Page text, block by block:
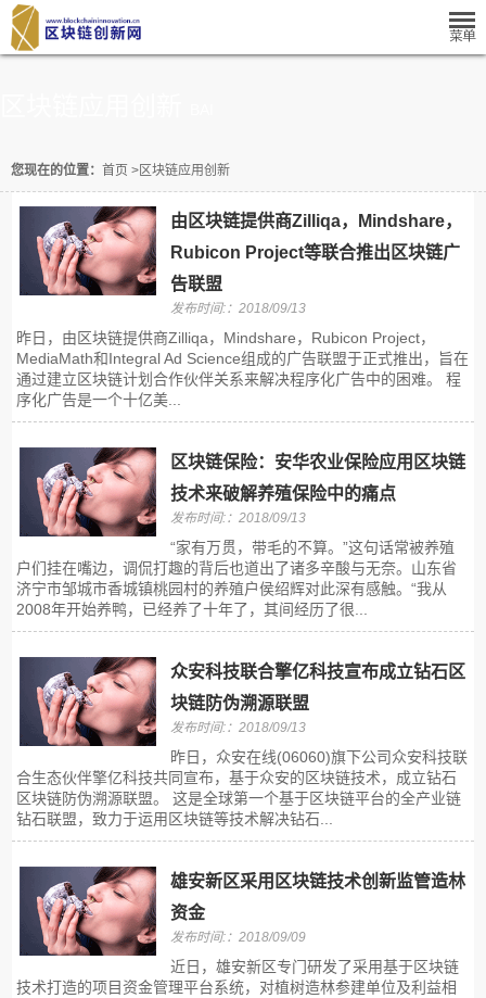
您现在的位置： 首页 > 区块链应用创新
由区块链提供商Zilliqa，Mindshare，
Rubicon Project等联合推出区块链广
告联盟
发布时间:：2018/09/13
昨日，由区块链提供商Zilliqa，Mindshare，Rubicon Project，
MediaMath和Integral Ad Science组成的广告联盟于正式推出，旨在
通过建立区块链计划合作伙伴关系来解决程序化广告中的困难。 程
序化广告是一个十亿美...
区块链保险：安华农业保险应用区块链
技术来破解养殖保险中的痛点
发布时间:：2018/09/13
“家有万贯，带毛的不算。”这句话常被养殖
户们挂在嘴边，调侃打趣的背后也道出了诸多辛酸与无奈。山东省
济宁市邹城市香城镇桃园村的养殖户侯绍辉对此深有感触。“我从
2008年开始养鸭，已经养了十年了，其间经历了很...
众安科技联合擎亿科技宣布成立钻石区
块链防伪溯源联盟
发布时间:：2018/09/13
昨日，众安在线(06060)旗下公司众安科技联
合生态伙伴擎亿科技共同宣布，基于众安的区块链技术，成立钻石
区块链防伪溯源联盟。 这是全球第一个基于区块链平台的全产业链
钻石联盟，致力于运用区块链等技术解决钻石...
雄安新区采用区块链技术创新监管造林
资金
发布时间:：2018/09/09
近日，雄安新区专门研发了采用基于区块链
技术打造的项目资金管理平台系统，对植树造林参建单位及利益相